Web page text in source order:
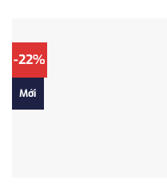
-22%
Mới